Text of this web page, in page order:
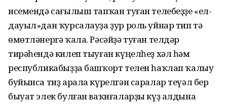
исемендә сағылыш тапҡан туған телебеҙҙе «ел-
дауыл»дан ҡурсалауҙа ҙур роль уйнар тип тә
өмөтләнергә ҡала. Рәсәйҙә туған телдәр
тирәһендә килеп тыуған күңелһеҙ хәл һәм
республикабыҙҙа башҡорт телен һаҡлап ҡалыу
буйынса тиҙ арала күрелгән саралар теүәл бер
быуат элек булған ваҡиғаларҙы күҙ алдына